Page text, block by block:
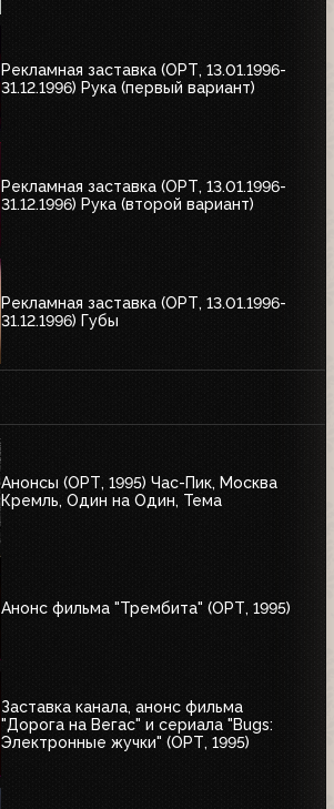
Рекламная заставка (ОРТ, 13.01.1996-
31.12.1996) Рука (первый вариант)
Рекламная заставка (ОРТ, 13.01.1996-
31.12.1996) Рука (второй вариант)
Рекламная заставка (ОРТ, 13.01.1996-
31.12.1996) Губы
Анонсы (ОРТ, 1995) Час-Пик, Москва
Кремль, Один на Один, Тема
Анонс фильма "Трембита" (ОРТ, 1995)
Заставка канала, анонс фильма
"Дорога на Вегас" и сериала "Bugs:
Электронные жучки" (ОРТ, 1995)